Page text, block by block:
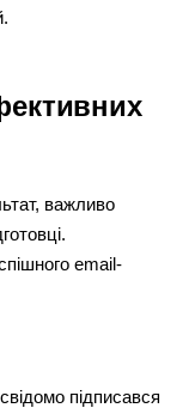
важливо
email-
підписався